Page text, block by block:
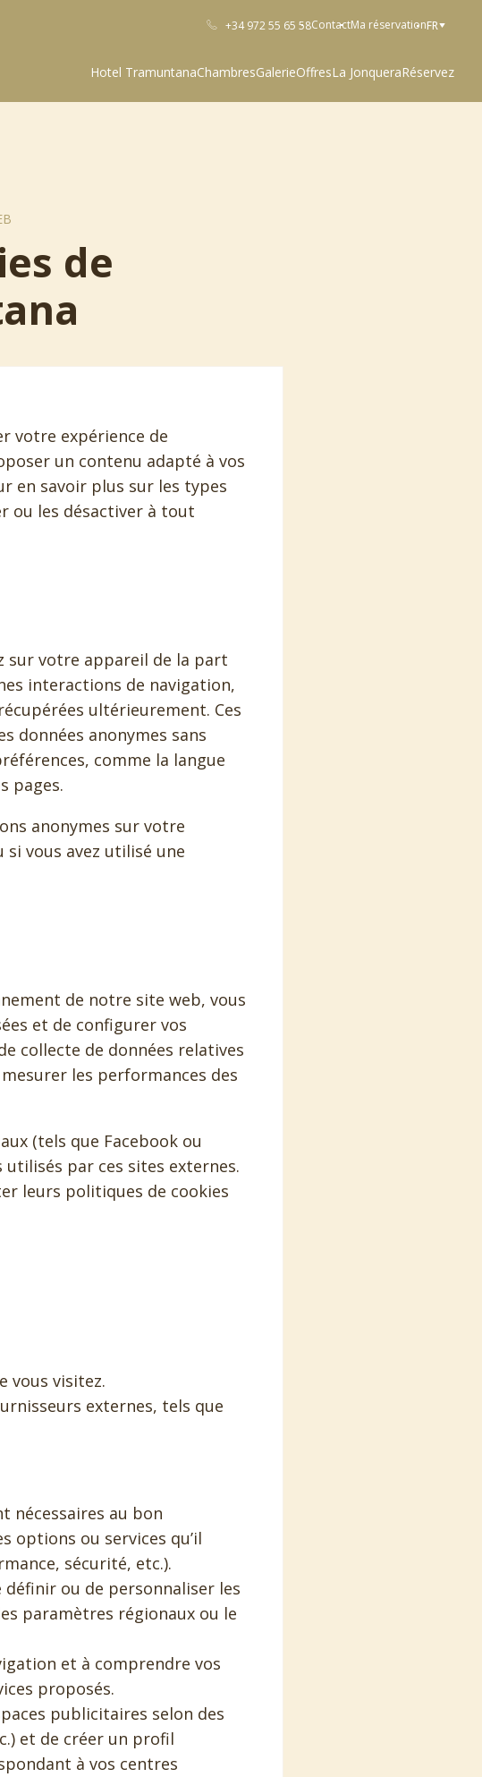
+34 972 55 65 58ContactMa réservationFR
Hotel TramuntanaChambresGalerieOffresLa JonqueraRéservez
de
votre expérience de
un contenu adapté à vos
en savoir plus sur les types
ou les désactiver à tout
sur votre appareil de la part
interactions de navigation,
ultérieurement. Ces
données anonymes sans
comme la langue
pages.
anonymes sur votre
vous avez utilisé une
de notre site web, vous
et de configurer vos
collecte de données relatives
les performances des
(tels que Facebook ou
utilisés par ces sites externes.
leurs politiques de cookies
vous visitez.
externes, tels que
nécessaires au bon
options ou services qu’il
sécurité, etc.).
ou de personnaliser les
paramètres régionaux ou le
et à comprendre vos
proposés.
publicitaires selon des
et de créer un profil
à vos centres